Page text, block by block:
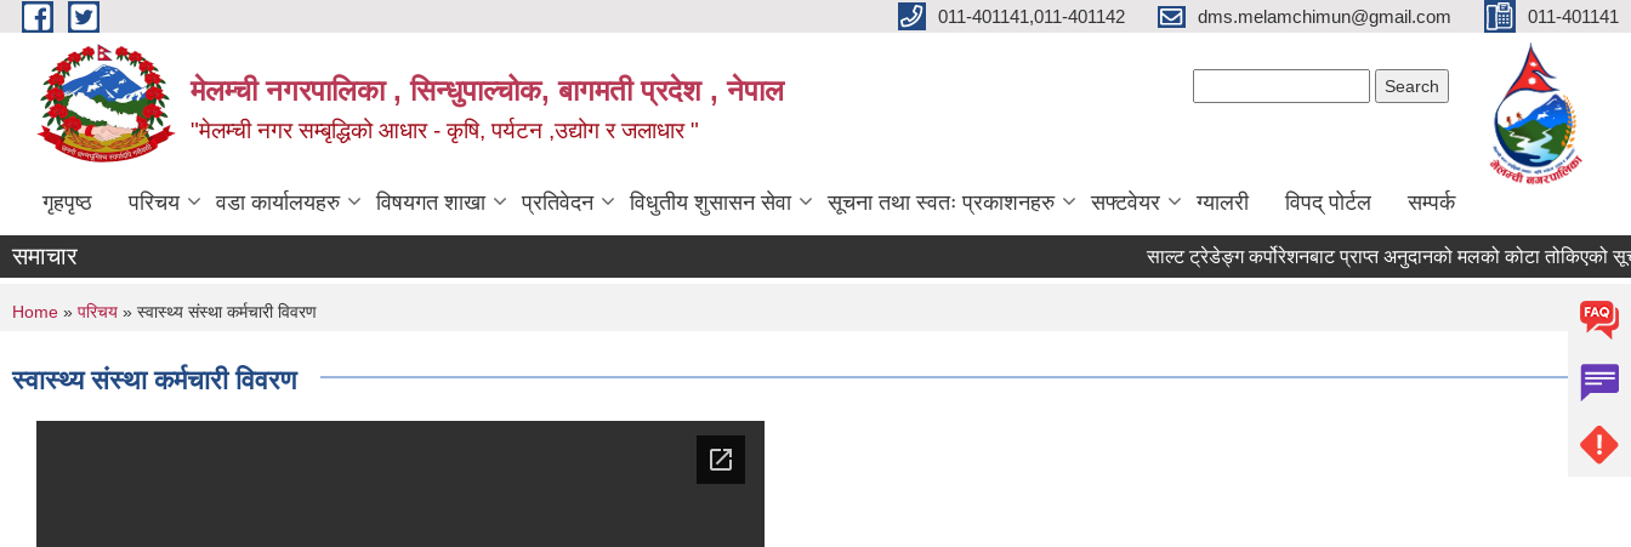
Skip to main content 011-401141,011-401142 dms.melamchimun@gmail.com 011-401141
मेलम्ची नगरपालिका , सिन्धुपाल्चोक, बागमती प्रदेश , नेपाल
"मेलम्ची नगर सम्बृद्धिको आधार - कृषि, पर्यटन ,उद्योग र जलाधार "
गृहपृष्ठ परिचय वडा कार्यालयहरु विषयगत शाखा प्रतिवेदन विधुतीय शुसासन सेवा सूचना तथा स्वतः प्रकाशनहरु सफ्टवेयर ग्यालरी विपद् पोर्टल सम्पर्क
समाचार साल्ट ट्रेडेङ्ग कर्पोरेशनबाट प्राप्त अनुदानको मलको कोटा तोकिएको
You are here
Home » परिचय » स्वास्थ्य संस्था कर्मचारी विवरण
स्वास्थ्य संस्था कर्मचारी विवरण